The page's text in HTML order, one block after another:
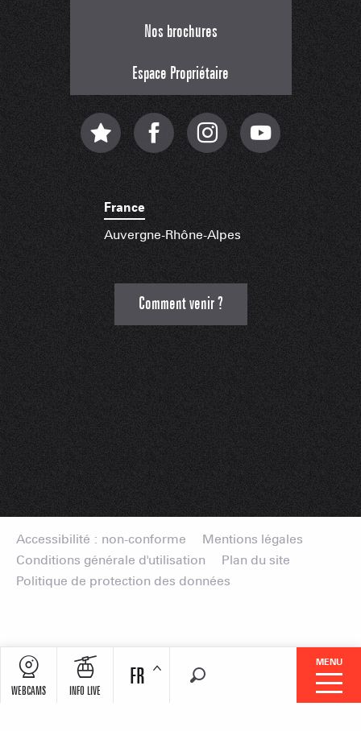
MENU
Recherche
FR
WEBCAMS INFO LIVE
Nos brochures
Espace Propriétaire
France
Auvergne-Rhône-Alpes
Comment venir ?
Accessibilité : non-conforme
Mentions légales
Conditions générale d'utilisation
Plan du site
Politique de protection des données